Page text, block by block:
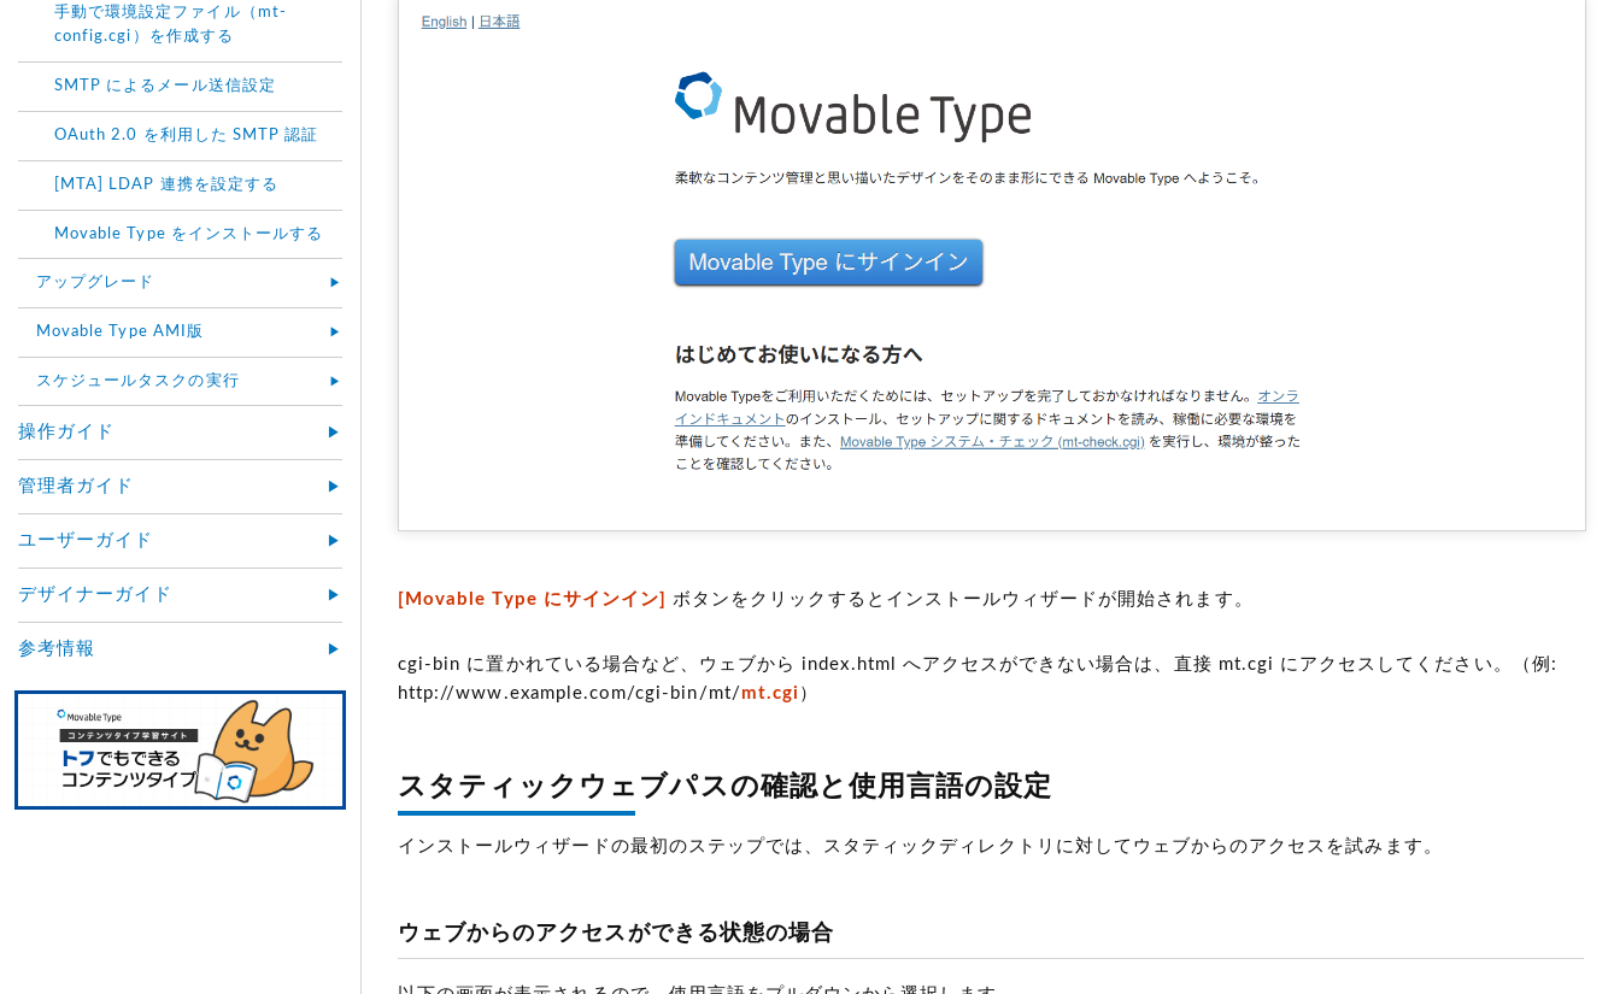
[Movable Type にサインイン] ボタンをクリックするとインストールウィザードが開始されます。
cgi-bin に置かれている場合など、ウェブから index.html へアクセスができない場合は、直接 mt.cgi にアクセスしてください。（例:
http://www.example.com/cgi-bin/mt/ mt.cgi ）
スタティックウェブパスの確認と使用言語の設定
インストールウィザードの最初のステップでは、スタティックディレクトリに対してウェブからのアクセスを試みます。
ウェブからのアクセスができる状態の場合
手動で環境設定ファイル（mt-
config.cgi）を作成する
SMTP によるメール送信設定
OAuth 2.0 を利用した SMTP 認証
[MTA] LDAP 連携を設定する
Movable Type をインストールする
アップグレード
Movable Type AMI版
スケジュールタスクの実行
操作ガイド
管理者ガイド
ユーザーガイド
デザイナーガイド
参考情報